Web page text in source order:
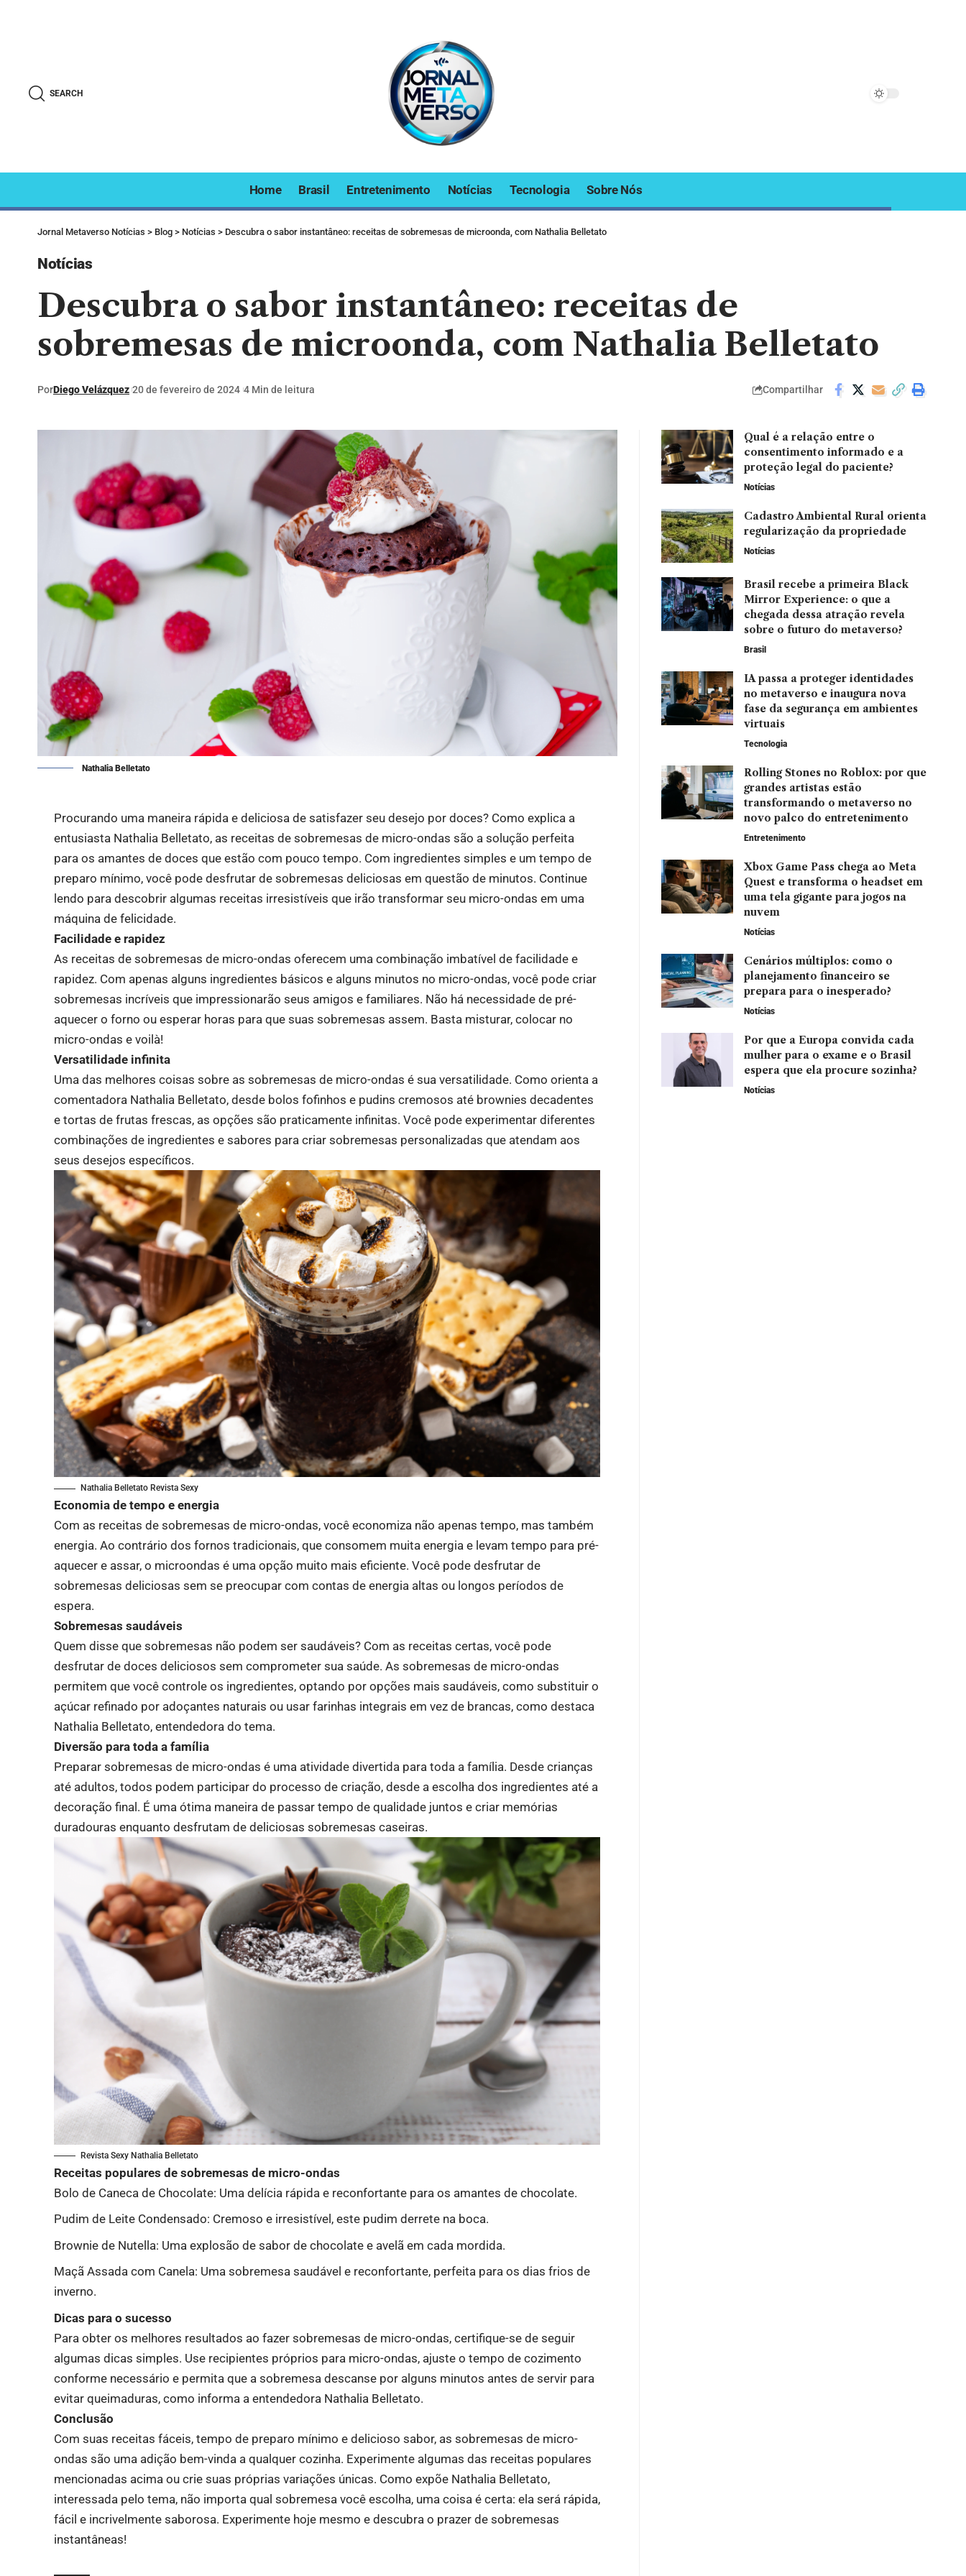
SEARCH
Home Brasil Entretenimento Notícias Tecnologia Sobre Nós
Jornal Metaverso Notícias > Blog > Notícias > Descubra o sabor instantâneo: receitas de sobremesas de microonda, com Nathalia Belletato
Notícias
Descubra o sabor instantâneo: receitas de
sobremesas de microonda, com Nathalia Belletato
PorDiego Velázquez 20 de fevereiro de 2024 4 Min de leitura Compartilhar
Nathalia Belletato
Procurando uma maneira rápida e deliciosa de satisfazer seu desejo por doces? Como explica a
entusiasta Nathalia Belletato, as receitas de sobremesas de micro-ondas são a solução perfeita
para os amantes de doces que estão com pouco tempo. Com ingredientes simples e um tempo de
preparo mínimo, você pode desfrutar de sobremesas deliciosas em questão de minutos. Continue
lendo para descobrir algumas receitas irresistíveis que irão transformar seu micro-ondas em uma
máquina de felicidade.
Facilidade e rapidez
As receitas de sobremesas de micro-ondas oferecem uma combinação imbatível de facilidade e
rapidez. Com apenas alguns ingredientes básicos e alguns minutos no micro-ondas, você pode criar
sobremesas incríveis que impressionarão seus amigos e familiares. Não há necessidade de pré-
aquecer o forno ou esperar horas para que suas sobremesas assem. Basta misturar, colocar no
micro-ondas e voilà!
Versatilidade infinita
Uma das melhores coisas sobre as sobremesas de micro-ondas é sua versatilidade. Como orienta a
comentadora Nathalia Belletato, desde bolos fofinhos e pudins cremosos até brownies decadentes
e tortas de frutas frescas, as opções são praticamente infinitas. Você pode experimentar diferentes
combinações de ingredientes e sabores para criar sobremesas personalizadas que atendam aos
seus desejos específicos.
Nathalia Belletato Revista Sexy
Economia de tempo e energia
Com as receitas de sobremesas de micro-ondas, você economiza não apenas tempo, mas também
energia. Ao contrário dos fornos tradicionais, que consomem muita energia e levam tempo para pré-
aquecer e assar, o microondas é uma opção muito mais eficiente. Você pode desfrutar de
sobremesas deliciosas sem se preocupar com contas de energia altas ou longos períodos de
espera.
Sobremesas saudáveis
Quem disse que sobremesas não podem ser saudáveis? Com as receitas certas, você pode
desfrutar de doces deliciosos sem comprometer sua saúde. As sobremesas de micro-ondas
permitem que você controle os ingredientes, optando por opções mais saudáveis, como substituir o
açúcar refinado por adoçantes naturais ou usar farinhas integrais em vez de brancas, como destaca
Nathalia Belletato, entendedora do tema.
Diversão para toda a família
Preparar sobremesas de micro-ondas é uma atividade divertida para toda a família. Desde crianças
até adultos, todos podem participar do processo de criação, desde a escolha dos ingredientes até a
decoração final. É uma ótima maneira de passar tempo de qualidade juntos e criar memórias
duradouras enquanto desfrutam de deliciosas sobremesas caseiras.
Revista Sexy Nathalia Belletato
Receitas populares de sobremesas de micro-ondas
Bolo de Caneca de Chocolate: Uma delícia rápida e reconfortante para os amantes de chocolate.
Pudim de Leite Condensado: Cremoso e irresistível, este pudim derrete na boca.
Brownie de Nutella: Uma explosão de sabor de chocolate e avelã em cada mordida.
Maçã Assada com Canela: Uma sobremesa saudável e reconfortante, perfeita para os dias frios de
inverno.
Dicas para o sucesso
Para obter os melhores resultados ao fazer sobremesas de micro-ondas, certifique-se de seguir
algumas dicas simples. Use recipientes próprios para micro-ondas, ajuste o tempo de cozimento
conforme necessário e permita que a sobremesa descanse por alguns minutos antes de servir para
evitar queimaduras, como informa a entendedora Nathalia Belletato.
Conclusão
Com suas receitas fáceis, tempo de preparo mínimo e delicioso sabor, as sobremesas de micro-
ondas são uma adição bem-vinda a qualquer cozinha. Experimente algumas das receitas populares
mencionadas acima ou crie suas próprias variações únicas. Como expõe Nathalia Belletato,
interessada pelo tema, não importa qual sobremesa você escolha, uma coisa é certa: ela será rápida,
fácil e incrivelmente saborosa. Experimente hoje mesmo e descubra o prazer de sobremesas
instantâneas!
Qual é a relação entre o
consentimento informado e a
proteção legal do paciente?
Notícias
Cadastro Ambiental Rural orienta
regularização da propriedade
Notícias
Brasil recebe a primeira Black
Mirror Experience: o que a
chegada dessa atração revela
sobre o futuro do metaverso?
Brasil
IA passa a proteger identidades
no metaverso e inaugura nova
fase da segurança em ambientes
virtuais
Tecnologia
Rolling Stones no Roblox: por que
grandes artistas estão
transformando o metaverso no
novo palco do entretenimento
Entretenimento
Xbox Game Pass chega ao Meta
Quest e transforma o headset em
uma tela gigante para jogos na
nuvem
Notícias
Cenários múltiplos: como o
planejamento financeiro se
prepara para o inesperado?
Notícias
Por que a Europa convida cada
mulher para o exame e o Brasil
espera que ela procure sozinha?
Notícias